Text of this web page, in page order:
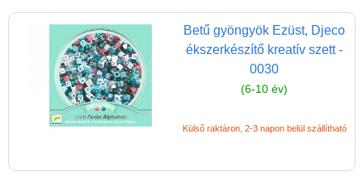
Betű gyöngyök Ezüst, Djeco
ékszerkészítő kreatív szett -
0030
(6-10 év)
Külső raktáron, 2-3 napon belül szállítható
Karckép készítő,
karckészlet
Mandala színező